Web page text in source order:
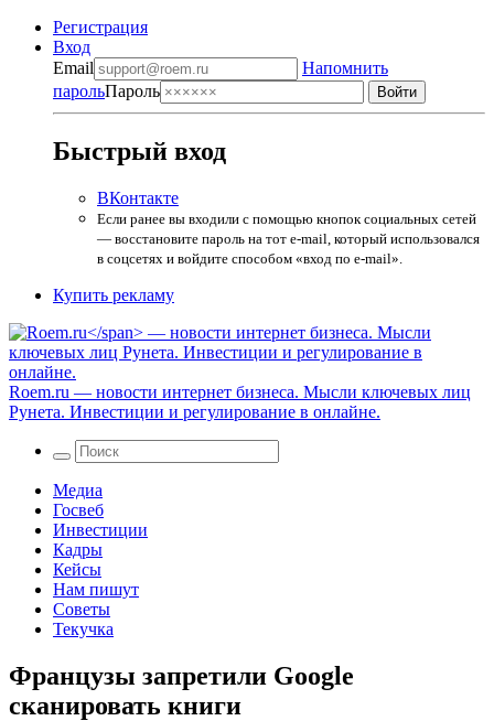
Регистрация
Вход
Email
Напомнить
парольПароль
Быстрый вход
ВКонтакте
Если ранее вы входили с помощью кнопок социальных сетей
— восстановите пароль на тот e-mail, который использовался
в соцсетях и войдите способом «вход по e-mail».
Купить рекламу
Roem.ru — новости интернет бизнеса. Мысли ключевых лиц
Рунета. Инвестиции и регулирование в онлайне.
Медиа
Госвеб
Инвестиции
Кадры
Кейсы
Нам пишут
Советы
Текучка
Французы запретили Google
сканировать книги